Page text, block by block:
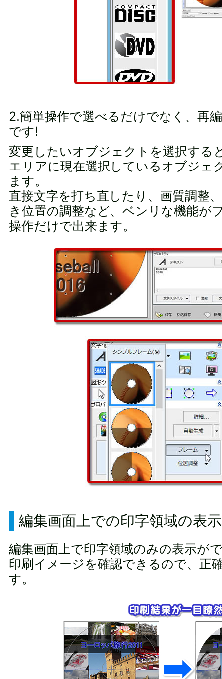
2.簡単操作で選べるだけでなく、再
です!
変更したいオブジェクトを選択する
エリアに現在選択しているオブジェ
ます。
直接文字を打ち直したり、画質調整
き位置の調整など、ベンリな機能が
操作だけで出来ます。
編集画面上での印字領域の表
編集画面上で印字領域のみの表示が
印刷イメージを確認できるので、正
す。